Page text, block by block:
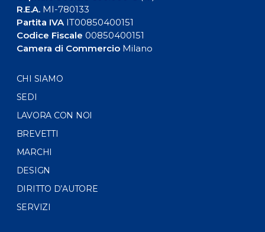
R.E.A.MI-780133
Partita IVAIT00850400151
Codice Fiscale 00850400151
Camera di CommercioMilano
CHI SIAMO
SEDI
LAVORA CON NOI
BREVETTI
MARCHI
DESIGN
DIRITTO D’AUTORE
SERVIZI